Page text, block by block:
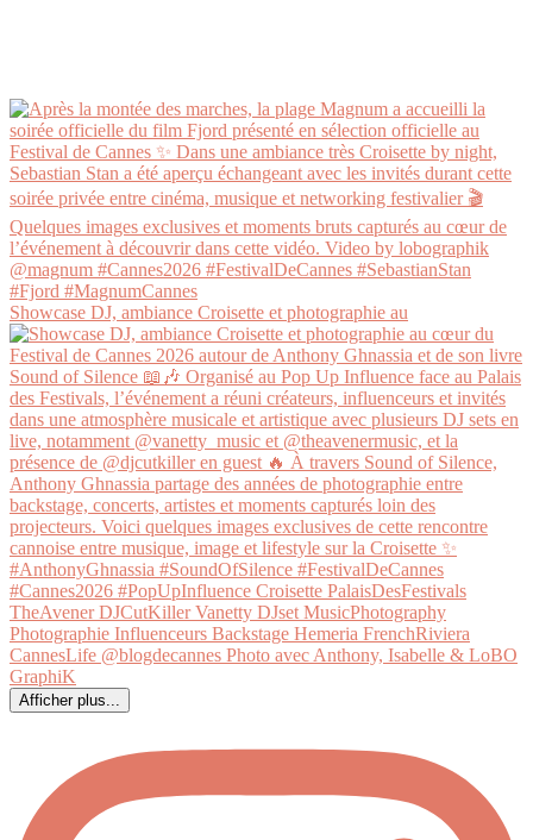
Showcase DJ, ambiance Croisette et photographie au
Afficher plus...